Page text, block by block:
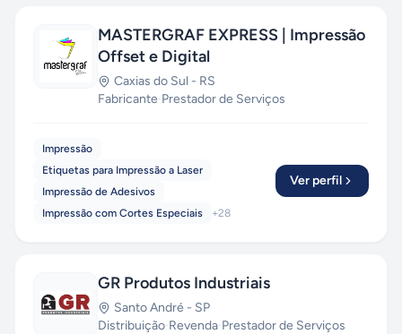
MASTERGRAF EXPRESS | Impressão
Offset e Digital
Caxias do Sul - RS
Fabricante·Prestador de Serviços
Impressão
Etiquetas para Impressão a Laser
Impressão de Adesivos
Impressão com Cortes Especiais
+28
Ver perfil
GR Produtos Industriais
Santo André - SP
Distribuição·Revenda·Prestador de Serviços